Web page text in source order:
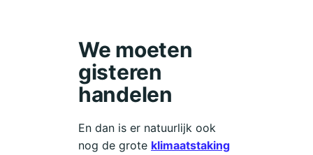
We moeten
gisteren
handelen
En dan is er natuurlijk ook
nog de grote klimaatstaking